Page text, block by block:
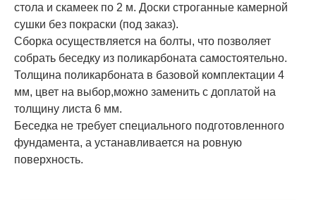
стола и скамеек по 2 м. Доски строганные камерной
сушки без покраски (под заказ).
Сборка осуществляется на болты, что позволяет
собрать беседку из поликарбоната самостоятельно.
Толщина поликарбоната в базовой комплектации 4
мм, цвет на выбор,можно заменить с доплатой на
толщину листа 6 мм.
Беседка не требует специального подготовленного
фундамента, а устанавливается на ровную
поверхность.